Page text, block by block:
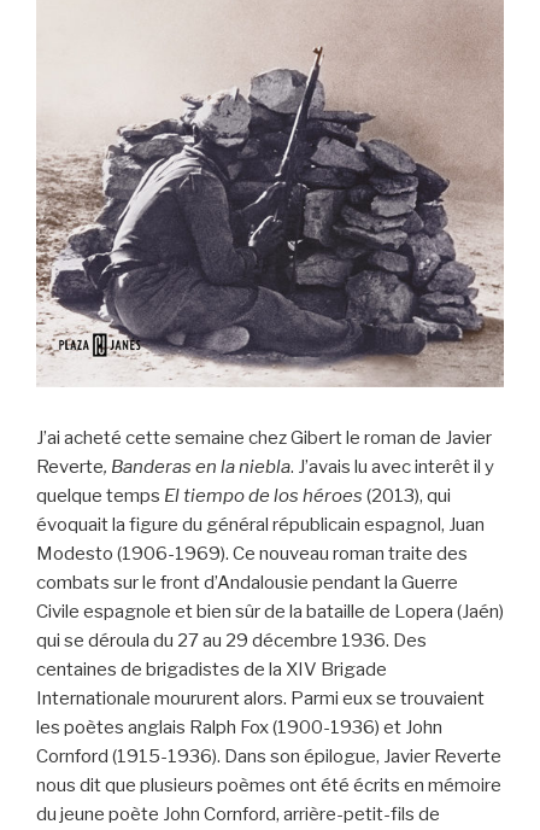
J’ai acheté cette semaine chez Gibert le roman de Javier
Reverte, Banderas en la niebla. J’avais lu avec interêt il y
quelque temps El tiempo de los héroes (2013), qui
évoquait la figure du général républicain espagnol, Juan
Modesto (1906-1969). Ce nouveau roman traite des
combats sur le front d’Andalousie pendant la Guerre
Civile espagnole et bien sûr de la bataille de Lopera (Jaén)
qui se déroula du 27 au 29 décembre 1936. Des
centaines de brigadistes de la XIV Brigade
Internationale moururent alors. Parmi eux se trouvaient
les poètes anglais Ralph Fox (1900-1936) et John
Cornford (1915-1936). Dans son épilogue, Javier Reverte
nous dit que plusieurs poèmes ont été écrits en mémoire
du jeune poète John Cornford, arrière-petit-fils de